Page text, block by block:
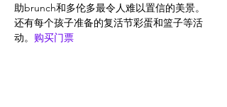
助brunch和多伦多最令人难以置信的美景。
还有每个孩子准备的复活节彩蛋和篮子等活
动。 购买门票